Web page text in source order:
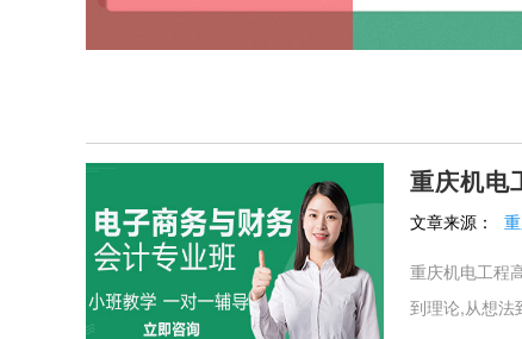
重庆机电
文章来源：
重庆机电工程
到理论,从想法